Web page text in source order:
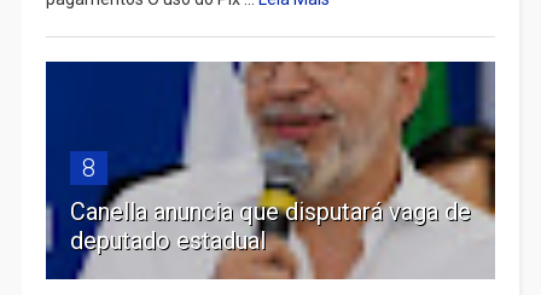
8
Canella anuncia que disputará vaga de
deputado estadual